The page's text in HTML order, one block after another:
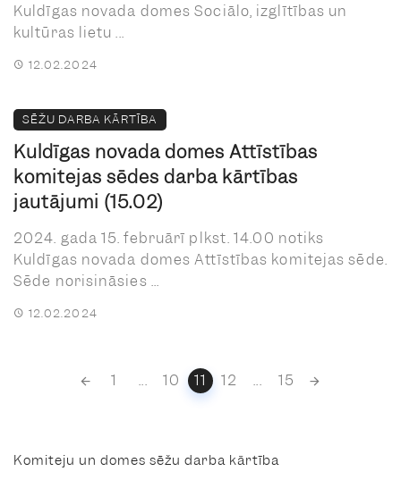
Kuldīgas novada domes Sociālo, izglītības un
kultūras lietu ...
12.02.2024
SĒŽU DARBA KĀRTĪBA
Kuldīgas novada domes Attīstības
komitejas sēdes darba kārtības
jautājumi (15.02)
2024. gada 15. februārī plkst. 14.00 notiks
Kuldīgas novada domes Attīstības komitejas sēde.
Sēde norisināsies ...
12.02.2024
1 ... 10 11 12 ... 15
Komiteju un domes sēžu darba kārtība